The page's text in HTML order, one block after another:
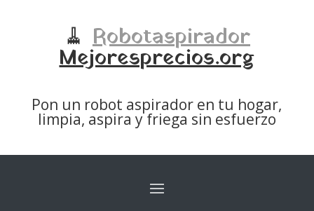
🧹 Robotaspirador
Mejoresprecios.org
Pon un robot aspirador en tu hogar,
limpia, aspira y friega sin esfuerzo